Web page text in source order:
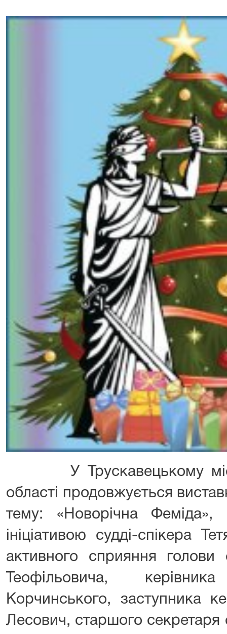
У Трускавецькому
області продовжується
тему: «Новорічна
ініціативою судді-спікера
активного сприяння голови
Теофільовича,
Корчинського, заступника
Лесович, старшого